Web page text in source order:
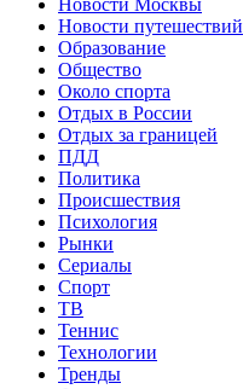
Новости путешествий
Образование
Общество
Около спорта
Отдых в России
Отдых за границей
ПДД
Политика
Происшествия
Психология
Рынки
Сериалы
Спорт
ТВ
Теннис
Технологии
Тренды